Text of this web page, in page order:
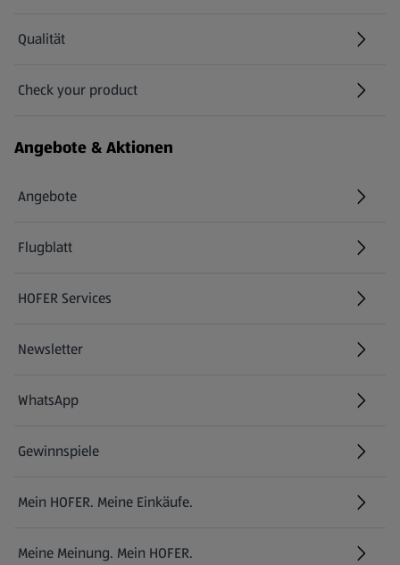
Qualität
Check your product
(öffnet in einem neuen Tab)
Angebote & Aktionen
Angebote
Flugblatt
HOFER Services
Newsletter
WhatsApp
Gewinnspiele
Mein HOFER. Meine Einkäufe.
Meine Meinung. Mein HOFER.